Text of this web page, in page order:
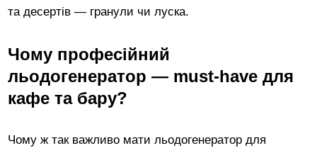
та десертів — гранули чи луска.
Чому професійний
льодогенератор — must-have для
кафе та бару?
Чому ж так важливо мати льодогенератор для